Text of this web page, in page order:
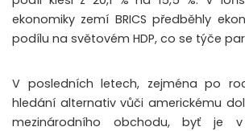
ekonomiky zemí BRICS předběhly
podílu na světovém HDP, co se týče
V posledních letech, zejména po
hledání alternativ vůči americkému
mezinárodního obchodu, byť je